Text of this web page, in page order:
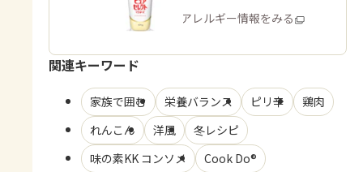
商品・アレルギー情報をみる
関連キーワード
家族で囲む 栄養バランス ピリ辛
鶏肉
れんこん
洋風
冬レシピ
味の素KK コンソメ
Cook Do®